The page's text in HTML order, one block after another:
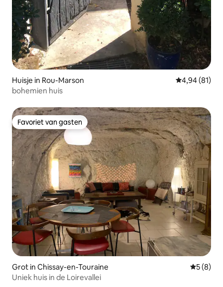
Huisje in Rou-Marson Gemiddelde
4,94 (81)
bohemien huis
Favoriet van gasten
Favoriet van gasten
Grot in Chissay-en-Touraine
5 (8)
Uniek huis in de Loirevallei